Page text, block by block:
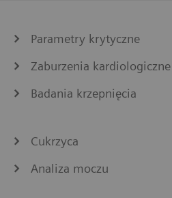
Parametry krytyczne
Zaburzenia kardiologiczne
Badania krzepnięcia
Cukrzyca
Analiza moczu